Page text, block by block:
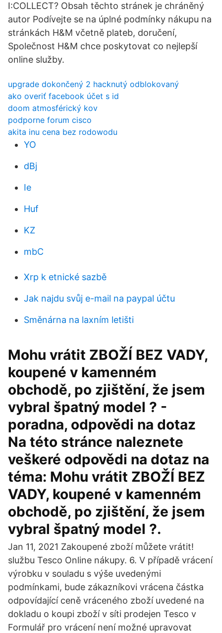
I:COLLECT? Obsah těchto stránek je chráněný
autor Podívejte se na úplné podmínky nákupu na
stránkách H&M včetně plateb, doručení,
Společnost H&M chce poskytovat co nejlepší
online služby.
upgrade dokončený 2 hacknutý odblokovaný
ako overiť facebook účet s id
doom atmosférický kov
podporne forum cisco
akita inu cena bez rodowodu
YO
dBj
Ie
Huf
KZ
mbC
Xrp k etnické sazbě
Jak najdu svůj e-mail na paypal účtu
Směnárna na laxním letišti
Mohu vrátit ZBOŽÍ BEZ VADY,
koupené v kamenném
obchodě, po zjištění, že jsem
vybral špatný model ? -
poradna, odpovědi na dotaz
Na této stránce naleznete
veškeré odpovědi na dotaz na
téma: Mohu vrátit ZBOŽÍ BEZ
VADY, koupené v kamenném
obchodě, po zjištění, že jsem
vybral špatný model ?.
Jan 11, 2021 Zakoupené zboží můžete vrátit!
službu Tesco Online nákupy. 6. V případě vrácení
výrobku v souladu s výše uvedenými
podmínkami, bude zákazníkovi vrácena částka
odpovídající ceně vráceného zboží uvedené na
dokladu o koupi zboží v síti prodejen Tesco v
Formulář pro vrácení není možné upravovat